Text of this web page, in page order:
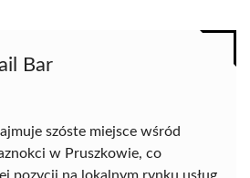
Bar
szóste miejsce wśród
w Pruszkowie, co